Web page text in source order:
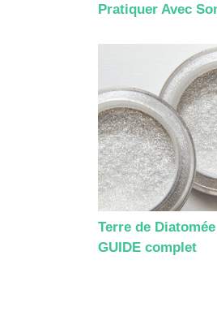
Pratiquer Avec
Terre de
GUIDE complet